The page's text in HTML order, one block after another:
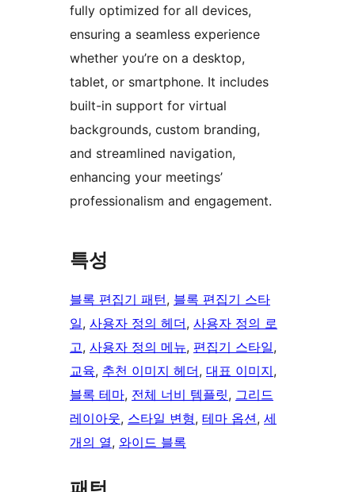
fully optimized for all devices,
ensuring a seamless experience
whether you’re on a desktop,
tablet, or smartphone. It includes
built-in support for virtual
backgrounds, custom branding,
and streamlined navigation,
enhancing your meetings’
professionalism and engagement.
특성
블록 편집기 패턴, 블록 편집기 스타
일, 사용자 정의 헤더, 사용자 정의 로
고, 사용자 정의 메뉴, 편집기 스타일
교육, 추천 이미지 헤더, 대표 이미지
블록 테마, 전체 너비 템플릿, 그리드
레이아웃, 스타일 변형, 테마 옵션, 세
개의 열, 와이드 블록